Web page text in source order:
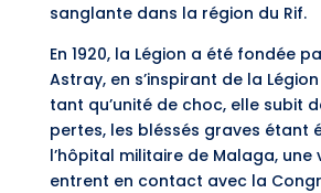
sanglante dans la région du Rif.
En 1920, la Légion a été fondée
Astray, en s’inspirant de la
tant qu’unité de choc, elle subit
pertes, les bléssés graves étant
l’hôpital militaire de Malaga, une
entrent en contact avec la